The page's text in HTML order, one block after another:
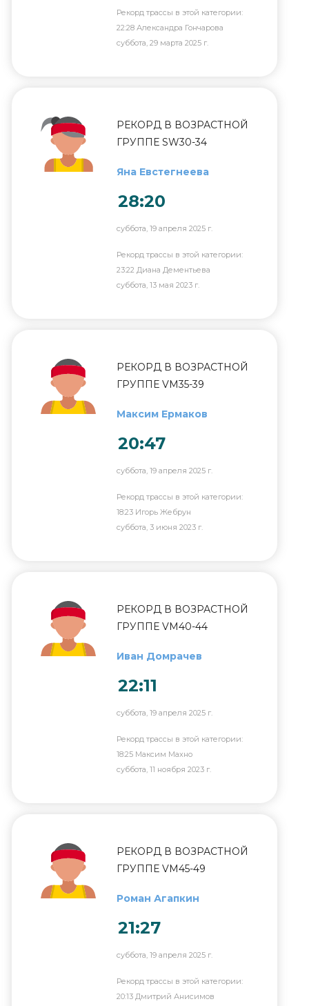
Рекорд трассы в этой категории:
22:28 Александра Гончарова
суббота, 29 марта 2025 г.
РЕКОРД В ВОЗРАСТНОЙ
ГРУППЕ SW30-34
Яна Евстегнеева
28:20
суббота, 19 апреля 2025 г.
Рекорд трассы в этой категории:
23:22 Диана Дементьева
суббота, 13 мая 2023 г.
РЕКОРД В ВОЗРАСТНОЙ
ГРУППЕ VM35-39
Максим Ермаков
20:47
суббота, 19 апреля 2025 г.
Рекорд трассы в этой категории:
18:23 Игорь Жебрун
суббота, 3 июня 2023 г.
РЕКОРД В ВОЗРАСТНОЙ
ГРУППЕ VM40-44
Иван Домрачев
22:11
суббота, 19 апреля 2025 г.
Рекорд трассы в этой категории:
18:25 Максим Махно
суббота, 11 ноября 2023 г.
РЕКОРД В ВОЗРАСТНОЙ
ГРУППЕ VM45-49
Роман Агапкин
21:27
суббота, 19 апреля 2025 г.
Рекорд трассы в этой категории:
20:13 Дмитрий Анисимов